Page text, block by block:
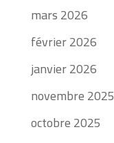
mars 2026
février 2026
janvier 2026
novembre 2025
octobre 2025